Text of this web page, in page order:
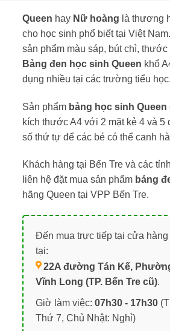
Queen hay Nữ hoàng là thương
cho học sinh phổ biết tại Việt
sản phẩm màu sáp, bút chì,
Bảng đen học sinh Queen khổ
dụng nhiều tại các trường tiểu học.
Sản phẩm bảng học sinh Queen
kích thước A4 với 2 mặt kẻ 4 và
số thứ tự để các bé có thể canh
Khách hàng tại Bến Tre và các
liên hệ đặt mua sản phẩm bảng
hãng Queen tại VPP Bến Tre.
Đến mua trực tiếp tại cửa hàng
tại:
22A đường Tán Kế,
Vĩnh Long (TP. Bến Tre cũ).
Giờ làm việc: 07h30 - 17h30
Thứ 7, Chủ Nhật: Nghỉ)